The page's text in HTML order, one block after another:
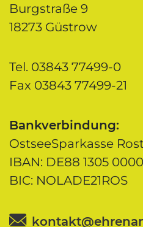
Burgstraße 9
18273 Güstrow
Tel. 03843 77499-0
Fax 03843 77499-21
Bankverbindung:
OstseeSparkasse
IBAN: DE88 1305
BIC: NOLADE21ROS